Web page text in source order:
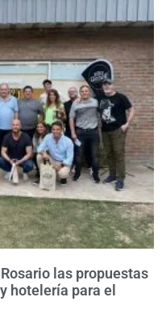
las propuestas
hotelería para el